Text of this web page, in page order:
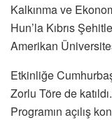
Kalkınma ve
Hun’la Kıbrıs
Amerikan
Etkinliğe
Zorlu Töre de katıldı.
Programın açılış